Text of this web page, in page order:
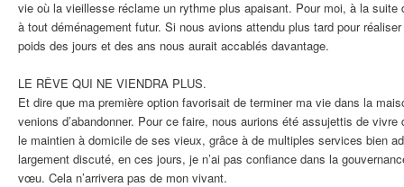
vie où la vieillesse réclame un rythme plus apaisant. Pour moi, à la suite
à tout déménagement futur. Si nous avions attendu plus tard pour
poids des jours et des ans nous aurait accablés davantage.
LE RÊVE QUI NE VIENDRA PLUS.
Et dire que ma première option favorisait de terminer ma vie dans la
venions d’abandonner. Pour ce faire, nous aurions été assujettis de
le maintien à domicile de ses vieux, grâce à de multiples services bien
largement discuté, en ces jours, je n’ai pas confiance dans la
vœu. Cela n’arrivera pas de mon vivant.